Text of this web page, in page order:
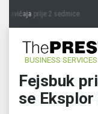
zavičajaprije 2 sedmice
BUSINESS SERVICES
Fejsbuk
se